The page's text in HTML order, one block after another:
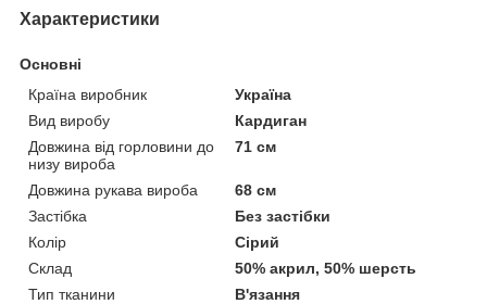
Характеристики
Основні
Країна виробник
Україна
Вид виробу
Кардиган
Довжина від горловини до
низу вироба
71 см
Довжина рукава вироба
68 см
Застібка
Без застібки
Колір
Сірий
Склад
50% акрил, 50% шерсть
Тип тканини
В'язання